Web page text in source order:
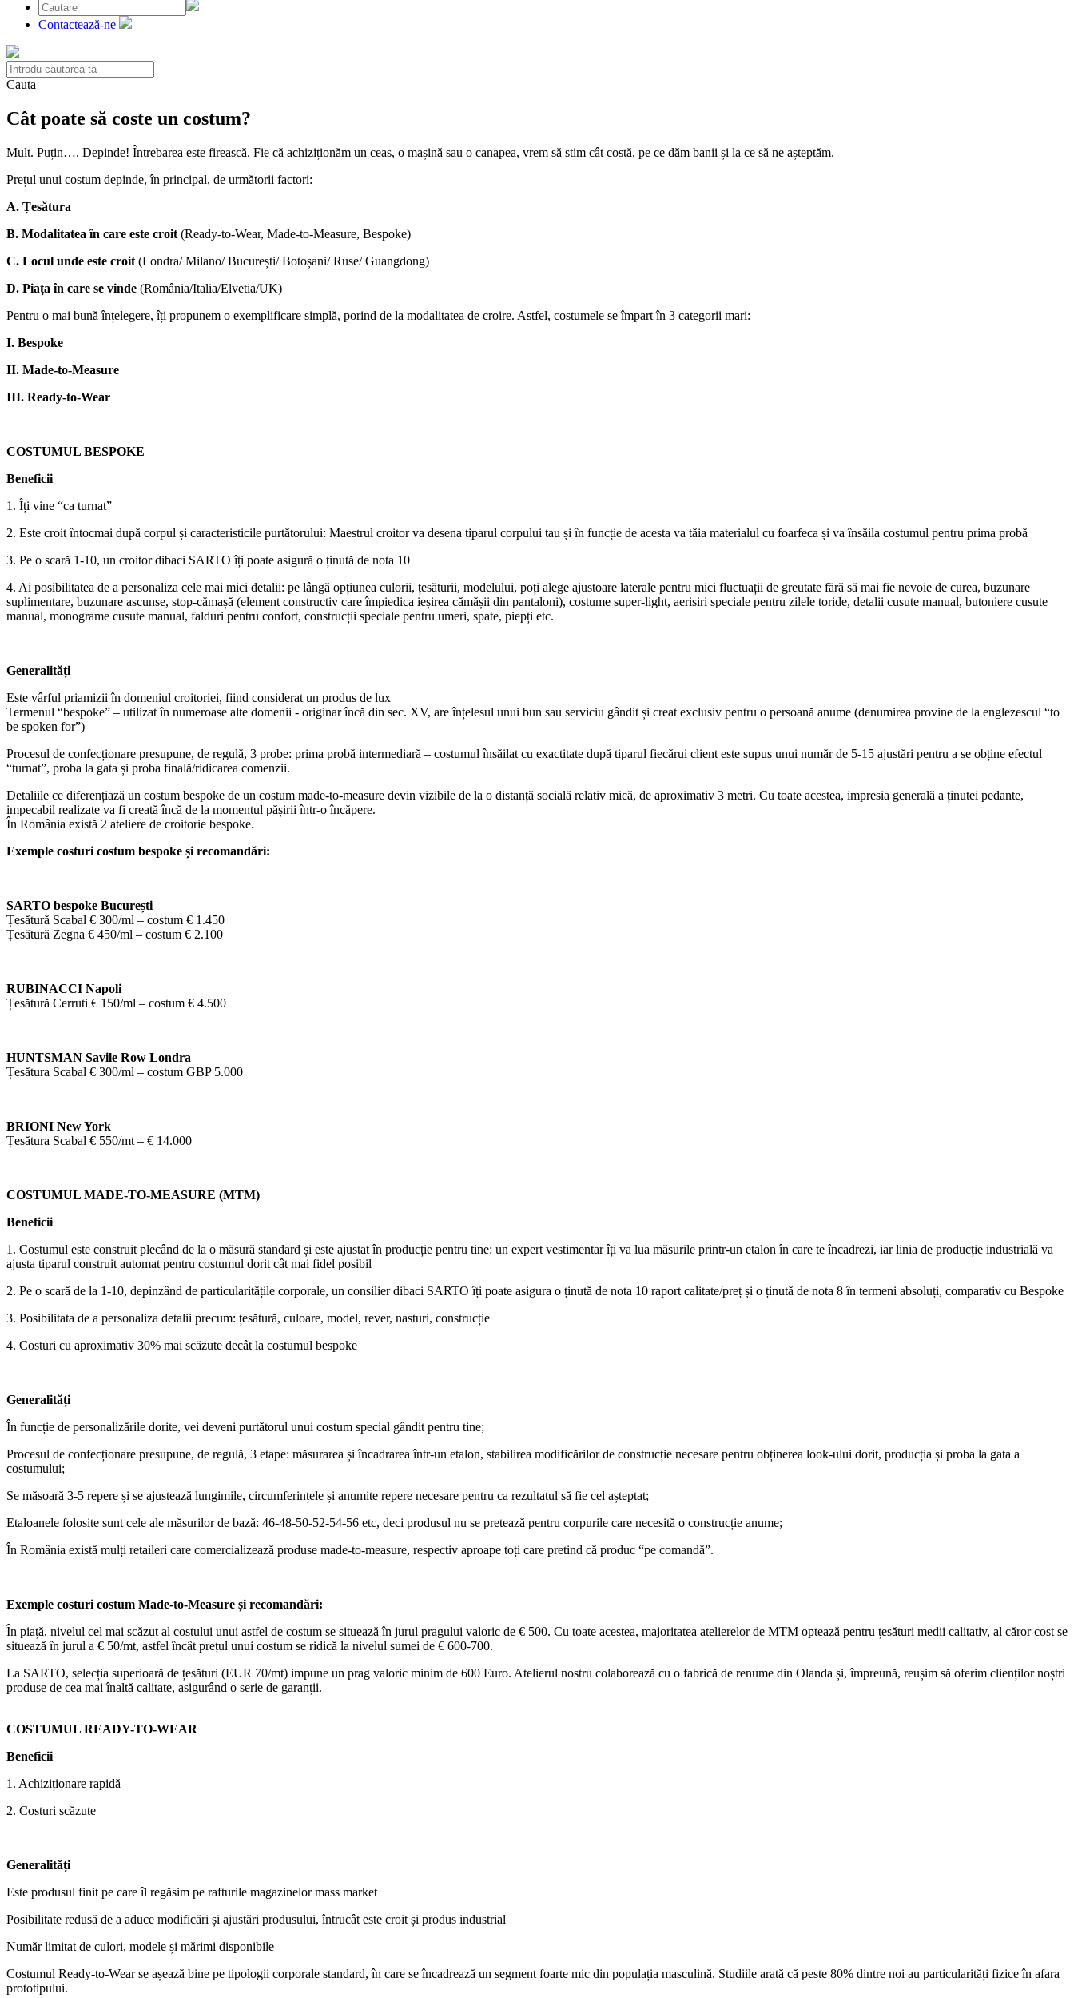
Contactează-ne
Cauta
Cât poate să coste un costum?
Mult. Puțin…. Depinde! Întrebarea este firească. Fie că achiziționăm un ceas, o mașină sau o canapea, vrem să stim cât costă, pe ce dăm banii și la ce să ne așteptăm.
Prețul unui costum depinde, în principal, de următorii factori:
A. Țesătura
B. Modalitatea în care este croit (Ready-to-Wear, Made-to-Measure, Bespoke)
C. Locul unde este croit (Londra/ Milano/ București/ Botoșani/ Ruse/ Guangdong)
D. Piața în care se vinde (România/Italia/Elvetia/UK)
Pentru o mai bună înțelegere, îți propunem o exemplificare simplă, porind de la modalitatea de croire. Astfel, costumele se împart în 3 categorii mari:
I. Bespoke
II. Made-to-Measure
III. Ready-to-Wear
COSTUMUL BESPOKE
Beneficii
1. Îți vine “ca turnat”
2. Este croit întocmai după corpul și caracteristicile purtătorului: Maestrul croitor va desena tiparul corpului tau și în funcție de acesta va tăia materialul cu foarfeca și va însăila costumul pentru prima probă
3. Pe o scară 1-10, un croitor dibaci SARTO îți poate asigură o ținută de nota 10
4. Ai posibilitatea de a personaliza cele mai mici detalii: pe lângă opțiunea culorii, țesăturii, modelului, poți alege ajustoare laterale pentru mici fluctuații de greutate fără să mai fie nevoie de curea, buzunare
suplimentare, buzunare ascunse, stop-cămașă (element constructiv care împiedica ieșirea cămășii din pantaloni), costume super-light, aerisiri speciale pentru zilele toride, detalii cusute manual, butoniere cusute
manual, monograme cusute manual, falduri pentru confort, construcții speciale pentru umeri, spate, piepți etc.
Generalități
Este vârful priamizii în domeniul croitoriei, fiind considerat un produs de lux
Termenul “bespoke” – utilizat în numeroase alte domenii - originar încă din sec. XV, are înțelesul unui bun sau serviciu gândit și creat exclusiv pentru o persoană anume (denumirea provine de la englezescul “to
be spoken for”)
Procesul de confecționare presupune, de regulă, 3 probe: prima probă intermediară – costumul însăilat cu exactitate după tiparul fiecărui client este supus unui număr de 5-15 ajustări pentru a se obține efectul
“turnat”, proba la gata și proba finală/ridicarea comenzii.
Detaliile ce diferențiază un costum bespoke de un costum made-to-measure devin vizibile de la o distanță socială relativ mică, de aproximativ 3 metri. Cu toate acestea, impresia generală a ținutei pedante,
impecabil realizate va fi creată încă de la momentul pășirii într-o încăpere.
În România există 2 ateliere de croitorie bespoke.
Exemple costuri costum bespoke și recomandări:
SARTO bespoke București
Țesătură Scabal € 300/ml – costum € 1.450
Țesătură Zegna € 450/ml – costum € 2.100
RUBINACCI Napoli
Țesătură Cerruti € 150/ml – costum € 4.500
HUNTSMAN Savile Row Londra
Țesătura Scabal € 300/ml – costum GBP 5.000
BRIONI New York
Țesătura Scabal € 550/mt – € 14.000
COSTUMUL MADE-TO-MEASURE (MTM)
Beneficii
1. Costumul este construit plecând de la o măsură standard și este ajustat în producție pentru tine: un expert vestimentar îți va lua măsurile printr-un etalon în care te încadrezi, iar linia de producție industrială va
ajusta tiparul construit automat pentru costumul dorit cât mai fidel posibil
2. Pe o scară de la 1-10, depinzând de particularitățile corporale, un consilier dibaci SARTO îți poate asigura o ținută de nota 10 raport calitate/preț și o ținută de nota 8 în termeni absoluți, comparativ cu Bespoke
3. Posibilitata de a personaliza detalii precum: țesătură, culoare, model, rever, nasturi, construcție
4. Costuri cu aproximativ 30% mai scăzute decât la costumul bespoke
Generalități
În funcție de personalizările dorite, vei deveni purtătorul unui costum special gândit pentru tine;
Procesul de confecționare presupune, de regulă, 3 etape: măsurarea și încadrarea într-un etalon, stabilirea modificărilor de construcție necesare pentru obținerea look-ului dorit, producția și proba la gata a
costumului;
Se măsoară 3-5 repere și se ajustează lungimile, circumferințele și anumite repere necesare pentru ca rezultatul să fie cel așteptat;
Etaloanele folosite sunt cele ale măsurilor de bază: 46-48-50-52-54-56 etc, deci produsul nu se pretează pentru corpurile care necesită o construcție anume;
În România există mulți retaileri care comercializează produse made-to-measure, respectiv aproape toți care pretind că produc “pe comandă”.
Exemple costuri costum Made-to-Measure și recomandări:
În piață, nivelul cel mai scăzut al costului unui astfel de costum se situează în jurul pragului valoric de € 500. Cu toate acestea, majoritatea atelierelor de MTM optează pentru țesături medii calitativ, al căror cost se
situează în jurul a € 50/mt, astfel încât prețul unui costum se ridică la nivelul sumei de € 600-700.
La SARTO, selecția superioară de țesături (EUR 70/mt) impune un prag valoric minim de 600 Euro. Atelierul nostru colaborează cu o fabrică de renume din Olanda și, împreună, reușim să oferim clienților noștri
produse de cea mai înaltă calitate, asigurând o serie de garanții.
COSTUMUL READY-TO-WEAR
Beneficii
1. Achiziționare rapidă
2. Costuri scăzute
Generalități
Este produsul finit pe care îl regăsim pe rafturile magazinelor mass market
Posibilitate redusă de a aduce modificări și ajustări produsului, întrucât este croit și produs industrial
Număr limitat de culori, modele și mărimi disponibile
Costumul Ready-to-Wear se așează bine pe tipologii corporale standard, în care se încadrează un segment foarte mic din populația masculină. Studiile arată că peste 80% dintre noi au particularități fizice în afara
prototipului.